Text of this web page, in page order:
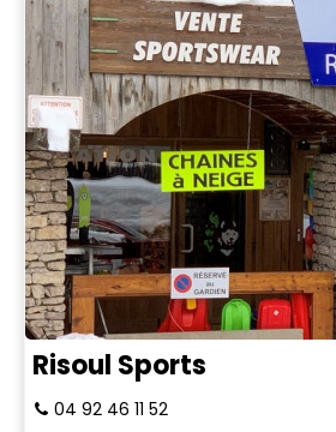
Risoul Sports
04 92 46 11 52